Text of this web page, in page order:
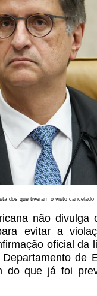
dos que tiveram o visto cancelado
não divulga
evitar a
oficial da
de
do que já foi